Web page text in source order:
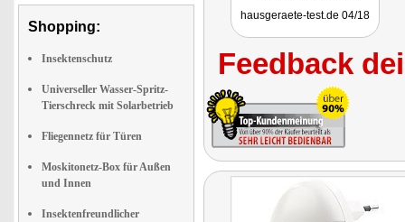
Shopping:
Insektenschutz
Universeller Wasser-Spritz-
Tierschreck mit Solarbetrieb
Fliegennetz für Türen
Moskitonetz-Box für Außen
und Innen
Insektenfreundlicher
Schädlingsbekämpfer ohne
Chemie aus und hilft gegen
hausgeraete-test.de 04/18
Feedback